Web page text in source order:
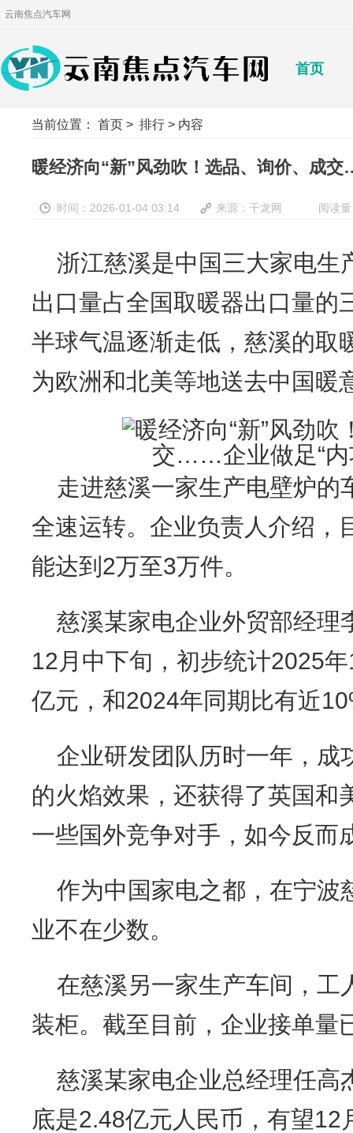
云南焦点汽车网
首页
当前位置： 首页 > 排行 > 内容
暖经济向“新”风劲吹！选品、询价、成
时间：2026-01-04 03:14 来源：千龙网 阅读
浙江慈溪是中国三大家电生
出口量占全国取暖器出口量的
半球气温逐渐走低，慈溪的取
为欧洲和北美等地送去中国暖
走进慈溪一家生产电壁炉的
全速运转。企业负责人介绍，
能达到2万至3万件。
慈溪某家电企业外贸部经理
12月中下旬，初步统计2025
亿元，和2024年同期比有近
企业研发团队历时一年，成
的火焰效果，还获得了英国和
一些国外竞争对手，如今反而
作为中国家电之都，在宁波
业不在少数。
在慈溪另一家生产车间，工
装柜。截至目前，企业接单量
慈溪某家电企业总经理任高
底是2.48亿元人民币，有望